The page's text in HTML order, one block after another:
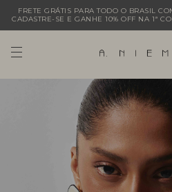
FRETE GRÁTIS PARA TODO O BRASIL
CADASTRE-SE E GANHE 10% OFF NA 1ª